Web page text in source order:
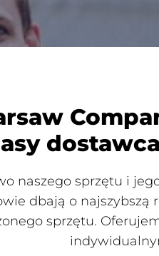
naszego sprzętu i
dbają o
sprzętu.